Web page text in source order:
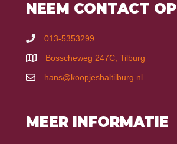
NEEM CONTACT OP
013-5353299
Bosscheweg 247C, Tilburg
hans@koopjeshaltilburg.nl
MEER INFORMATIE